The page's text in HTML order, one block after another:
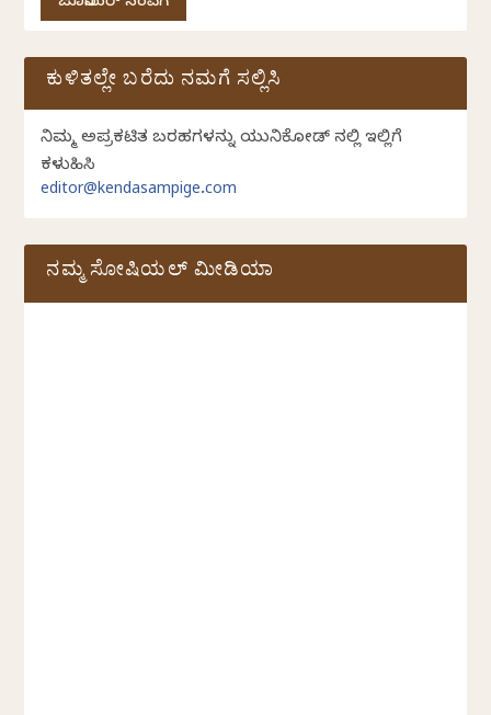
ಕುಳಿತಲ್ಲೇ ಬರೆದು ನಮಗೆ ಸಲ್ಲಿಸಿ
ನಿಮ್ಮ ಅಪ್ರಕಟಿತ ಬರಹಗಳನ್ನು ಯುನಿಕೋಡ್ ನಲ್ಲಿ ಇಲ್ಲಿಗೆ
ಕಳುಹಿಸಿ
editor@kendasampige.com
ನಮ್ಮ ಸೋಷಿಯಲ್‌ ಮೀಡಿಯಾ